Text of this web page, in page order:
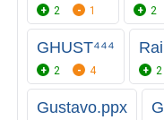
2 1 2
GHUST⁴⁴⁴
2 4 2
Gustavo.ppx